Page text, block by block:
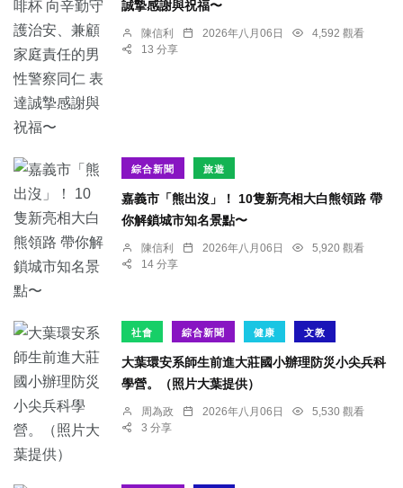
誠摯感謝與祝福〜
陳信利 2026年八月06日
4,592 觀看
13 分享
綜合新聞 旅遊
嘉義市「熊出沒」！ 10隻新亮相大白熊領路 帶
你解鎖城市知名景點〜
陳信利 2026年八月06日
5,920 觀看
14 分享
社會 綜合新聞 健康 文教
大葉環安系師生前進大莊國小辦理防災小尖兵科
學營。（照片大葉提供）
周為政 2026年八月06日
5,530 觀看
3 分享